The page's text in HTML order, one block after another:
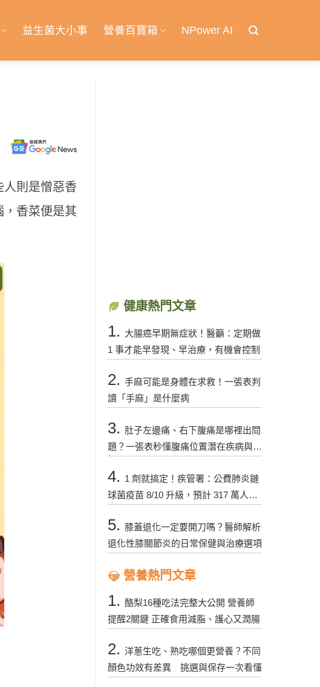
益生菌大小事 營養百寶箱 NPower AI
則是憎惡香
香菜便是其
健康熱門文章
1. 大腸癌早期無症狀！醫籲：定期做
1 事才能早發現、早治療，有機會控制
2. 手麻可能是身體在求救！一張表判
讀「手麻」是什麼病
3. 肚子左邊痛、右下腹痛是哪裡出問
題？一張表秒懂腹痛位置潛在疾病與警
訊
4. 1 劑就搞定！疾管署：公費肺炎鏈
球菌疫苗 8/10 升級，預計 317 萬人受
惠
5. 膝蓋退化一定要開刀嗎？醫師解析
退化性膝關節炎的日常保健與治療選項
營養熱門文章
1. 酪梨16種吃法完整大公開 營養師
提醒2關鍵 正確食用減脂、護心又潤腸
2. 洋蔥生吃、熟吃哪個更營養？不同
顏色功效有差異 挑選與保存一次看懂